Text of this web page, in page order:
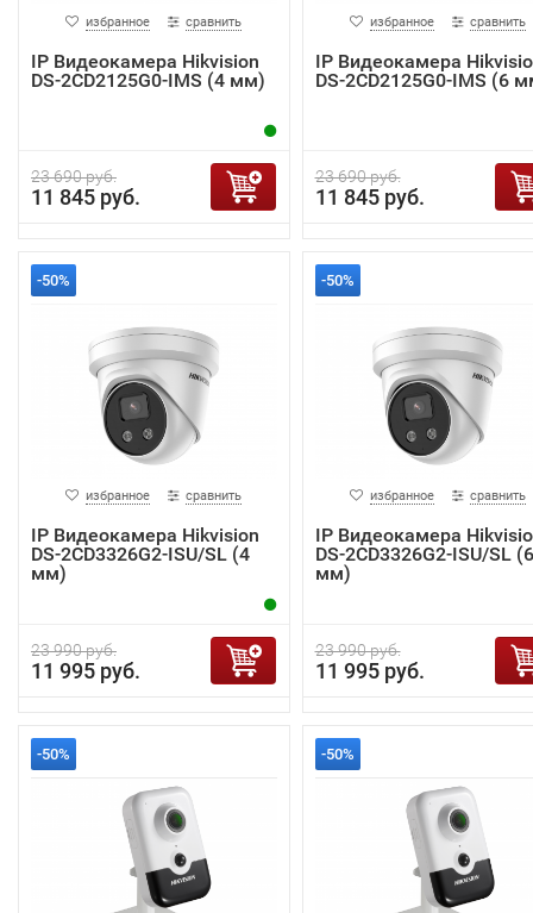
избранное сравнить
IP Видеокамера Hikvision
DS-2CD2125G0-IMS (4 мм)
23 690 руб.
11 845 руб.
избранное сравнить
IP Видеокамера
DS-2CD2125G0-IMS (6
23 690 руб.
11 845 руб.
-50%
избранное сравнить
IP Видеокамера Hikvision
DS-2CD3326G2-ISU/SL (4
мм)
23 990 руб.
11 995 руб.
-50%
избранное сравнить
IP Видеокамера
DS-2CD3326G2-ISU/SL (6
мм)
23 990 руб.
11 995 руб.
-50% -50%